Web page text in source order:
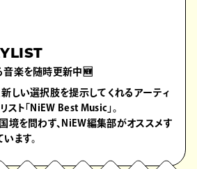
音楽を随時更新中🆕
しい選択肢を提示してくれるアーティ
スト「NiEW Best Music」。
境を問わず、NiEW編集部がオススメす
ます。